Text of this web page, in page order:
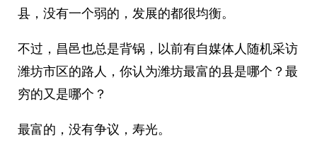
县，没有一个弱的，发展的都很均衡。
不过，昌邑也总是背锅，以前有自媒体人随机采访
潍坊市区的路人，你认为潍坊最富的县是哪个？最
穷的又是哪个？
最富的，没有争议，寿光。